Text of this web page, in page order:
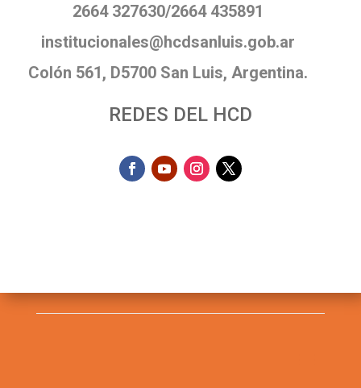
2664 327630/2664 435891
institucionales@hcdsanluis.gob.ar
Colón 561, D5700 San Luis, Argentina.
REDES DEL HCD